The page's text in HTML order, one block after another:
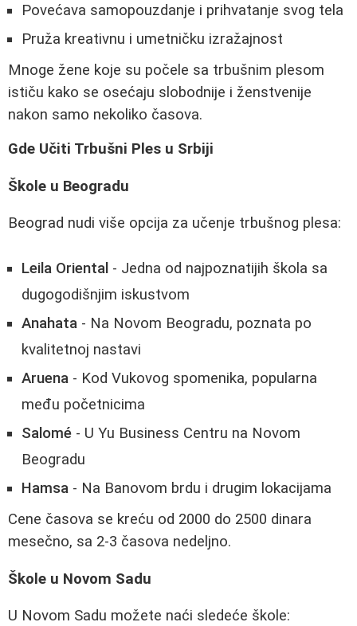
Povećava samopouzdanje i prihvatanje svog tela
Pruža kreativnu i umetničku izražajnost
Mnoge žene koje su počele sa trbušnim plesom
ističu kako se osećaju slobodnije i ženstvenije
nakon samo nekoliko časova.
Gde Učiti Trbušni Ples u Srbiji
Škole u Beogradu
Beograd nudi više opcija za učenje trbušnog plesa:
Leila Oriental - Jedna od najpoznatijih škola sa
dugogodišnjim iskustvom
Anahata - Na Novom Beogradu, poznata po
kvalitetnoj nastavi
Aruena - Kod Vukovog spomenika, popularna
među početnicima
Salomé - U Yu Business Centru na Novom
Beogradu
Hamsa - Na Banovom brdu i drugim lokacijama
Cene časova se kreću od 2000 do 2500 dinara
mesečno, sa 2-3 časova nedeljno.
Škole u Novom Sadu
U Novom Sadu možete naći sledeće škole: